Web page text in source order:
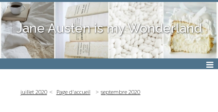
Jane Austen is my Wonderland
juillet 2020 Page d'accueil septembre 2020